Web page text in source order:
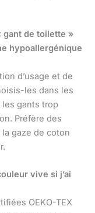
gant de toilette »
hypoallergénique
d’usage et de
les dans les
gants trop
Préfère des
gaze de coton
vive si j’ai
OEKO-TEX